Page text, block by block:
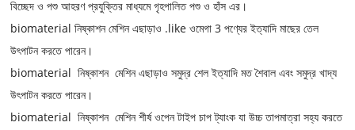
বিচ্ছেদ ও পশু আহরণ প্রযুক্তির মাধ্যমে গৃহপালিত পশু ও হাঁস এর।
biomaterial নিষ্কাশন মেশিন এছাড়াও .like ওমেগা 3 পণ্যের ইত্যাদি মাছের তেল
উৎপাটন করতে পারেন।
biomaterial নিষ্কাশনমেশিন এছাড়াও সমুদ্র শেল ইত্যাদি মত শৈবাল এবং সমুদ্র খাদ্য
উৎপাটন করতে পারেন।
biomaterial নিষ্কাশনমেশিন শীর্ষ ওপেন টাইপ চাপ ট্যাংক যা উচ্চ তাপমাত্রা সহ্য করতে